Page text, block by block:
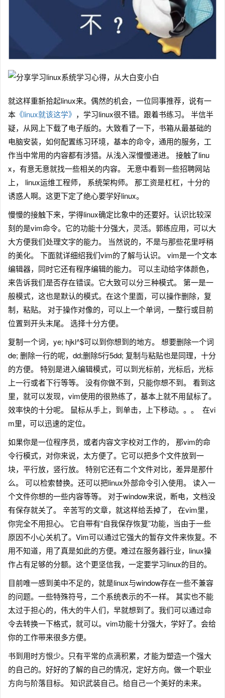
就这样重新拾起linux来。偶然的机会，一位同事推荐，说有一
本 《linux就该这学》 ，学习linux很不错。跟着书练习。 半信半
疑，从网上下载了电子版的。大致看了一下，书箱从最基础的
电脑安装，如何配置练习环境，基本的命令，通用的服务，工
作当中常用的内容都有涉猎。从浅入深慢慢递进。 接触了linu
x，有意无意就找一些相关的内容。 无意中看到一些招聘网站
上， linux运维工程师， 系统架构师。 那工资是杠杠，十分的
诱惑人啊。这更下定了绝心要学好linux。
慢慢的接触下来，学得linux确定比象中的还要好。认识比较深
刻的是vim命令。它的功能十分强大，灵活。郭练应用，可以大
大方便我们处理文字的能力。 当然说的，不是与那些花里呼稍
的美化。 下面就详细绍我们vim的了解与认识。 vim是一个文本
编辑器，同时它还有程序编辑的能力。 可以主动给字体颜色，
来告诉我们是否存在错误。它大致可以分三种模式。 第一是一
般模式，这也是默认的模式。在这个里面，可以操作删除，复
制，粘贴。 对于操作对像的，可以上一个单词，一整行或目前
位置到开头末尾。 选择十分方便。
复制一个词，ye; hjkl^$可以到你想到的地方。 想要删除一个词
de; 删除一行的呢，dd;删除5行5dd; 复制与粘贴也是同理，十分
的方便。 特别是进入编辑模式，可以到光标前，光标后，光标
上一行或者下行等等。 没有你做不到，只能你想不到。 看到这
里，就可以发现，vim使用的很熟练了，基本上就不用鼠标了。
效率快的十分呢。 鼠标从手上，到单击，上下移动。。。 在vi
m里，可以迅速的定位。
如果你是一位程序员，或者内容文字校对工作的， 那vim的命
令行模式，对你来说，太方便了。它可以把多个文件放到一
块，平行放，竖行放。 特别它还有二个文件对比，差异是那什
么。 可以检索替换。还可以把linux外部命令引入使用。 读入一
个文件你想的一些内容等等。 对于window来说，断电，文档没
有保存就关了。 辛苦写的文章，就这样给丢掉了， 在vim里，
你完全不用担心。 它自带有“自我保存恢复”功能，当由于一些
原因不小心关机了。Vim可以通过它强大的暂存文件来恢复。不
用不知道，用了真是如此的方便。难过在服务器行业，linux操
作占有足够的分额。这个更坚信我，一定要学习linux的目的。
目前唯一感到美中不足的，就是linux与window存在一些不兼容
的问题。一些特殊符号，二个系统表示的不一样。 其实也不能
太过于担心的，伟大的牛人们，早就想到了。我们可以通过命
令去转换一下格式，就可以。vim功能十分强大，学好了。会给
你的工作带来很多方便。
书到用时方恨少。只有平常的点滴积累，才能为塑造一个强大
的自己的。好好的了解的自己的情况，定好方向。做一个职业
方向与阶落目标。 知识武装自己。给自己一个美好的未来。